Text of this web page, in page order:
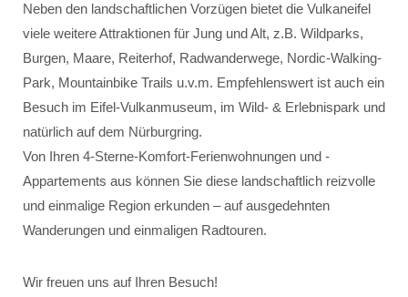
Neben den landschaftlichen Vorzügen bietet die Vulkaneifel
viele weitere Attraktionen für Jung und Alt, z.B. Wildparks,
Burgen, Maare, Reiterhof, Radwanderwege, Nordic-Walking-
Park, Mountainbike Trails u.v.m. Empfehlenswert ist auch ein
Besuch im Eifel-Vulkanmuseum, im Wild- & Erlebnispark und
natürlich auf dem Nürburgring.
Von Ihren 4-Sterne-Komfort-Ferienwohnungen und -
Appartements aus können Sie diese landschaftlich reizvolle
und einmalige Region erkunden – auf ausgedehnten
Wanderungen und einmaligen Radtouren.
Wir freuen uns auf Ihren Besuch!